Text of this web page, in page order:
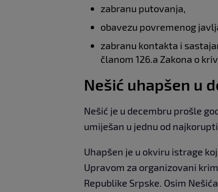
zabranu putovanja,
obavezu povremenog
zabranu kontakta i
članom 126.a Zakona o
Nešić uhapšen u
Nešić je u decembru prošle
umiješan u jednu od
Uhapšen je u okviru istrage
Upravom za organizovani
Republike Srpske. Osim